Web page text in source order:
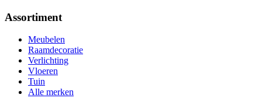
Assortiment
Meubelen
Raamdecoratie
Verlichting
Vloeren
Tuin
Alle merken